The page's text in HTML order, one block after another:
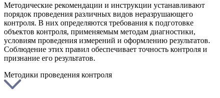
Методические рекомендации и инструкции устанавливают
порядок проведения различных видов неразрушающего
контроля. В них определяются требования к подготовке
объектов контроля, применяемым методам диагностики,
условиям проведения измерений и оформлению результатов.
Соблюдение этих правил обеспечивает точность контроля и
признание его результатов.
Методики проведения контроля